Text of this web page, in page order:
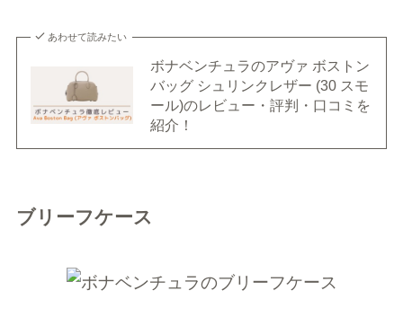
あわせて読みたい
ボナベンチュラのアヴァ ボストン
バッグ シュリンクレザー (30 スモ
ール)のレビュー・評判・口コミを
紹介！
ブリーフケース